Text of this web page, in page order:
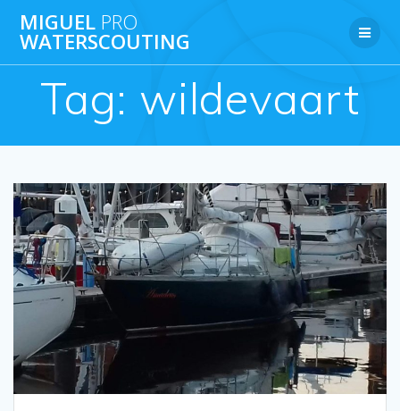
inhoud
MIGUEL PRO
WATERSCOUTING
Tag: wildevaart